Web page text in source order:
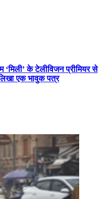
‘मिली’ के टेलीविजन प्रीमियर से
एक भावुक पत्र